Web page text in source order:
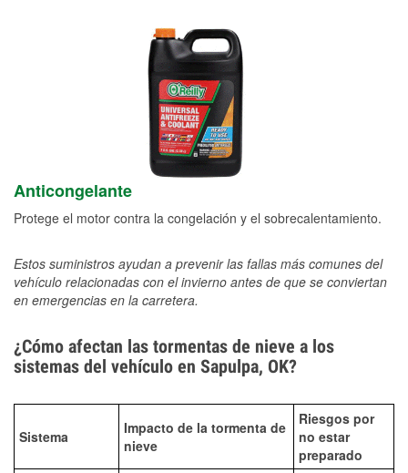
Anticongelante
Protege el motor contra la congelación y el sobrecalentamiento.
Estos suministros ayudan a prevenir las fallas más comunes del
vehículo relacionadas con el invierno antes de que se conviertan
en emergencias en la carretera.
¿Cómo afectan las tormentas de nieve a los
sistemas del vehículo en Sapulpa, OK?
Sistema
Impacto de la tormenta de
nieve
Riesgos por
no estar
preparado